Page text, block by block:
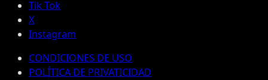
Tik Tok
X
Instagram
CONDICIONES DE USO
POLÍTICA DE PRIVATICIDAD